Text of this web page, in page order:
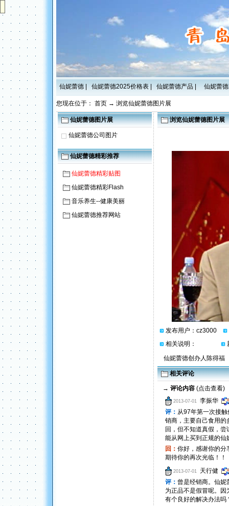
仙妮蕾德|仙妮蕾德2025价格表|仙妮蕾德产品|仙妮蕾德
您现在位于： 首页 → 浏览仙妮蕾德图片展
仙妮蕾德图片展
仙妮蕾德公司图片
仙妮蕾德精彩推荐
仙妮蕾德精彩贴图
仙妮蕾德精彩Flash
音乐养生--健康美丽
仙妮蕾德推荐网站
浏览仙妮蕾德图片展
发布用户： cz3000
相关说明：
仙妮蕾德创办人陈得福
相关评论
→ 评论内容 (点击查看)
2013-07-01李振华
评： 从97年第一次接
销商，主要自己食用的
回，但不知道真假，
能从网上买到正规的仙
回： 你好，感谢你的分
期待你的再次光临！！
2013-07-01
天行健
评： 曾是经销商。仙妮
为正品不是假冒呢。
有个良好的解决办法吗